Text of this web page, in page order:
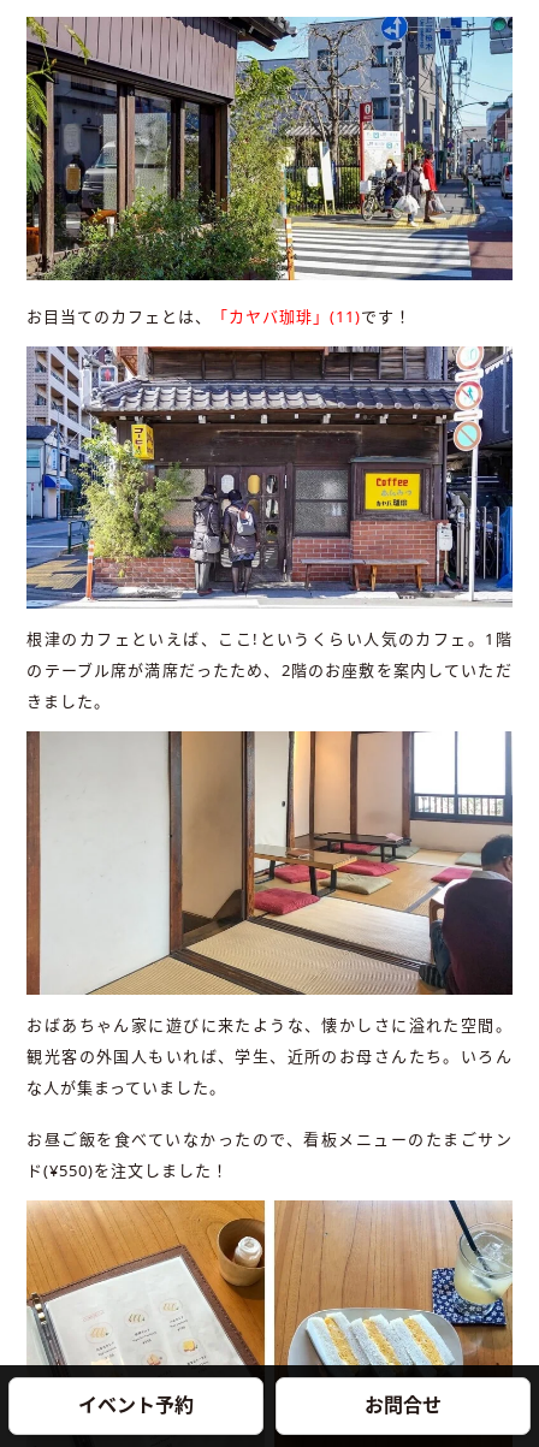
イベント予約 お問合せ
お目当てのカフェとは、 「カヤバ珈琲」(11)です！
根津のカフェといえば、ここ!というくらい人気のカフェ。1階
のテーブル席が満席だったため、2階のお座敷を案内していただ
きました。
おばあちゃん家に遊びに来たような、懐かしさに溢れた空間。
観光客の外国人もいれば、学生、近所のお母さんたち。いろん
な人が集まっていました。
お昼ご飯を食べていなかったので、看板メニューのたまごサン
ド(¥550)を注文しました！